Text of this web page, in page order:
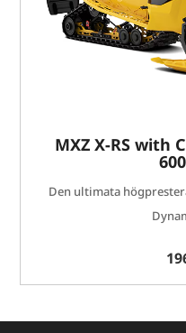
MXZ X-RS with
Den ultimata